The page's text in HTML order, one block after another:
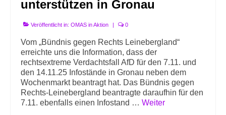
unterstützen in Gronau
Veröffentlicht in: OMAS in Aktion | 0
Vom „Bündnis gegen Rechts Leinebergland“
erreichte uns die Information, dass der
rechtsextreme Verdachtsfall AfD für den 7.11. und
den 14.11.25 Infostände in Gronau neben dem
Wochenmarkt beantragt hat. Das Bündnis gegen
Rechts-Leinebergland beantragte daraufhin für den
7.11. ebenfalls einen Infostand … Weiter